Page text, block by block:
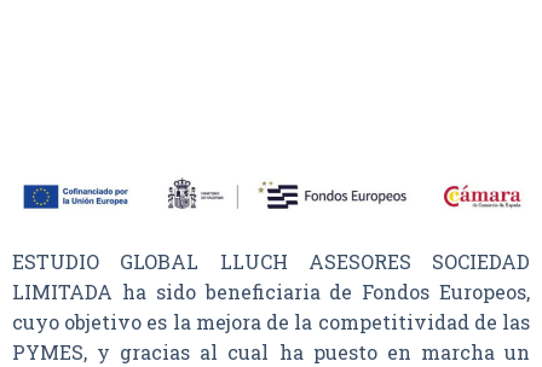
ESTUDIO GLOBAL LLUCH ASESORES SOCIEDAD
LIMITADA ha sido beneficiaria de Fondos Europeos,
cuyo objetivo es la mejora de la competitividad de las
PYMES, y gracias al cual ha puesto en marcha un